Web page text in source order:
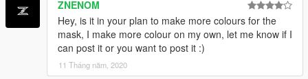
ZNENOM
Hey, is it in your plan to make more colours for the
mask, I make more colour on my own, let me know if I
can post it or you want to post it :)
11 Tháng năm, 2020